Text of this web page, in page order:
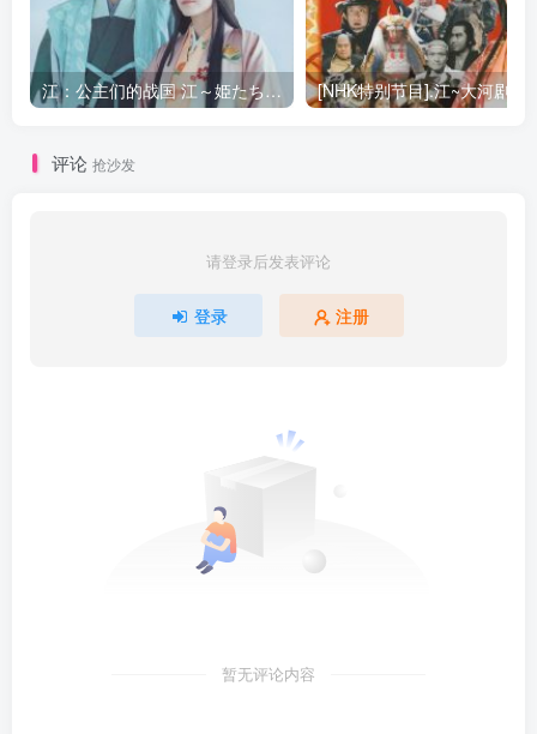
江：公主们的战国 江～姫たちの戦国～ (2011)
评论 抢沙发
请登录后发表评论
登录 注册
暂无评论内容